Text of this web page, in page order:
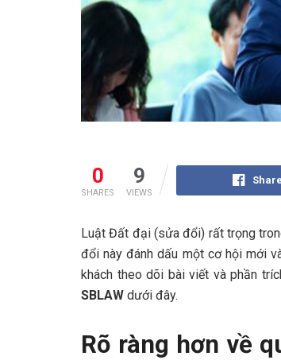
0
SHARES
9
VIEWS
Luật Đất đại (sửa đổi) rất trọng
đổi này đánh dấu một cơ hội mới
khách theo dõi bài viết và phần
SBLAW dưới đây.
Rõ ràng hơn về